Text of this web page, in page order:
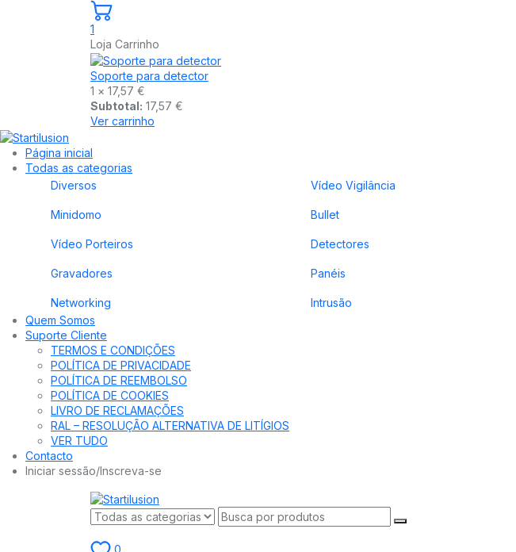
1
Loja Carrinho
Soporte para detector
1 × 17,57 €
Subtotal: 17,57 €
Ver carrinho
Página inicial
Todas as categorias
Diversos
Vídeo Vigilância
Minidomo Bullet
Vídeo Porteiros Detectores
Gravadores Panéis
Networking Intrusão
Quem Somos
Suporte Cliente
TERMOS E CONDIÇÕES
POLÍTICA DE PRIVACIDADE
POLÍTICA DE REEMBOLSO
POLÍTICA DE COOKIES
LIVRO DE RECLAMAÇÕES
RAL – RESOLUÇÃO ALTERNATIVA DE LITÍGIOS
VER TUDO
Contacto
Iniciar sessão/Inscreva-se
0